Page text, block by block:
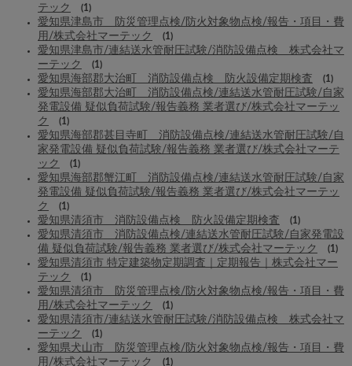
テック
(1)
愛知県津島市 防災管理点検/防火対象物点検/報告・項目・費
用/株式会社マーテック
(1)
愛知県津島市/連結送水管耐圧試験/消防設備点検 株式会社マ
ーテック
(1)
愛知県海部郡大治町 消防設備点検 防火設備定期検査 (1)
愛知県海部郡大治町 消防設備点検/連結送水管耐圧試験/自家
発電設備 疑似負荷試験/報告義務 業者選び/株式会社マーテッ
ク
(1)
愛知県海部郡甚目寺町 消防設備点検/連結送水管耐圧試験/自
家発電設備 疑似負荷試験/報告義務 業者選び/株式会社マーテ
ック
(1)
愛知県海部郡蟹江町 消防設備点検/連結送水管耐圧試験/自家
発電設備 疑似負荷試験/報告義務 業者選び/株式会社マーテッ
ク
(1)
愛知県清須市 消防設備点検 防火設備定期検査 (1)
愛知県清須市 消防設備点検/連結送水管耐圧試験/自家発電設
備 疑似負荷試験/報告義務 業者選び/株式会社マーテック
(1)
愛知県清須市 特定建築物定期調査｜定期報告｜株式会社マー
テック
(1)
愛知県清須市 防災管理点検/防火対象物点検/報告・項目・費
用/株式会社マーテック
(1)
愛知県清須市/連結送水管耐圧試験/消防設備点検 株式会社マ
ーテック
(1)
愛知県犬山市 防災管理点検/防火対象物点検/報告・項目・費
用/株式会社マーテック
(1)